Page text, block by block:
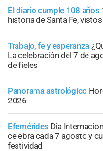
El diario cumple 108 años
historia de Santa Fe,
Trabajo, fe y esperanza
La celebración del 7 de
de fieles
Panorama astrológico
2026
Efemérides Día
celebra cada 7 agosto y
festividad